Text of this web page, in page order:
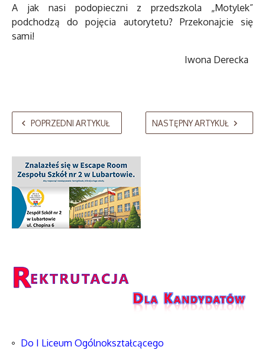
A jak nasi podopieczni z przedszkola „Motylek”
podchodzą do pojęcia autorytetu? Przekonajcie się
sami!
Iwona Derecka
POPRZEDNI ARTYKUŁ NASTĘPNY ARTYKUŁ
Do I Liceum Ogólnokształcącego